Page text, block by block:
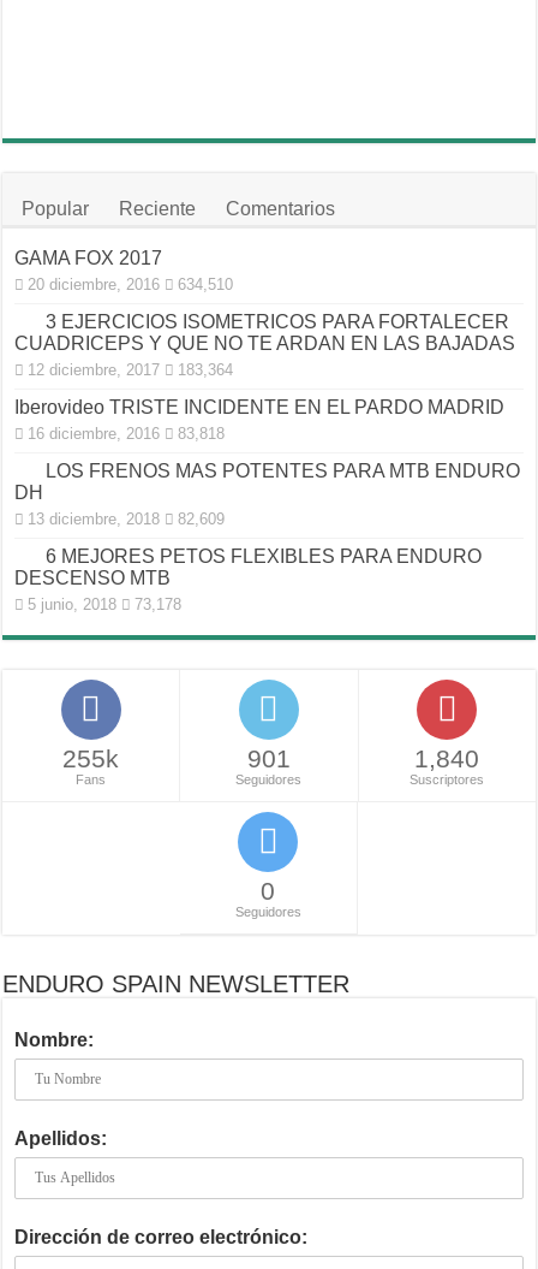
Popular Reciente Comentarios
GAMA FOX 2017
20 diciembre, 2016 634,510
3 EJERCICIOS ISOMETRICOS PARA FORTALECER
CUADRICEPS Y QUE NO TE ARDAN EN LAS BAJADAS
12 diciembre, 2017 183,364
Iberovideo TRISTE INCIDENTE EN EL PARDO MADRID
16 diciembre, 2016 83,818
LOS FRENOS MAS POTENTES PARA MTB ENDURO
DH
13 diciembre, 2018 82,609
6 MEJORES PETOS FLEXIBLES PARA ENDURO
DESCENSO MTB
5 junio, 2018 73,178
255k
Fans
901
Seguidores
1,840
Suscriptores
0
Seguidores
ENDURO SPAIN NEWSLETTER
Nombre:
Apellidos:
Dirección de correo electrónico: